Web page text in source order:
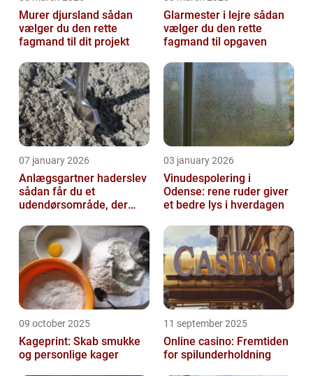
Murer djursland sådan
vælger du den rette
fagmand til dit projekt
Glarmester i lejre sådan
vælger du den rette
fagmand til opgaven
07 january 2026
Anlægsgartner haderslev
sådan får du et
udendørsområde, der
03 january 2026
Vinudespolering i
Odense: rene ruder giver
et bedre lys i hverdagen
09 october 2025
Kageprint: Skab smukke
og personlige kager
11 september 2025
Online casino: Fremtiden
for spilunderholdning